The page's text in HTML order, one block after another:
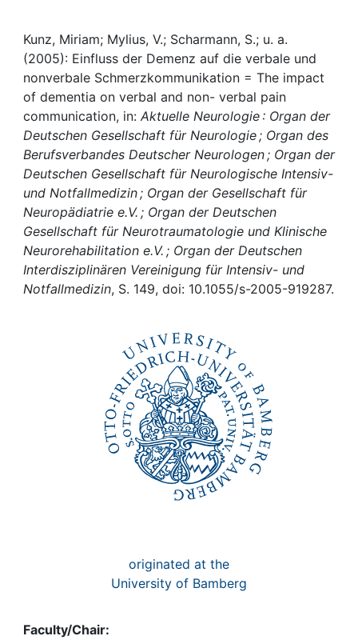
Help
Kunz, Miriam; Mylius, V.; Scharmann, S.; u. a.
(2005): Einfluss der Demenz auf die verbale und
nonverbale Schmerzkommunikation = The impact
of dementia on verbal and non- verbal pain
communication, in: Aktuelle Neurologie : Organ der
Deutschen Gesellschaft für Neurologie ; Organ des
Berufsverbandes Deutscher Neurologen ; Organ der
Deutschen Gesellschaft für Neurologische Intensiv-
und Notfallmedizin ; Organ der Gesellschaft für
Neuropädiatrie e.V. ; Organ der Deutschen
Gesellschaft für Neurotraumatologie und Klinische
Neurorehabilitation e.V. ; Organ der Deutschen
Interdisziplinären Vereinigung für Intensiv- und
Notfallmedizin, S. 149, doi: 10.1055/s-2005-919287.
originated at the
University of Bamberg
Faculty/Chair: